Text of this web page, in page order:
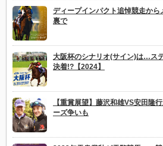
ディープインパクト追悼競走か
裏で
大阪杯のシナリオ(サイン)は…ス
決着!?【2024】
【重賞展望】藤沢和雄VS安田隆
ーズ争いも